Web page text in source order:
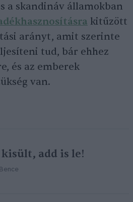
a skandináv államokban
kitűzött
arányt, amit szerinte
tud, bár ehhez
és az emberek
van.
add is le!